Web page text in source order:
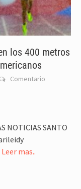
los 400 metros
Comentario
NOTICIAS SANTO
Leer mas..